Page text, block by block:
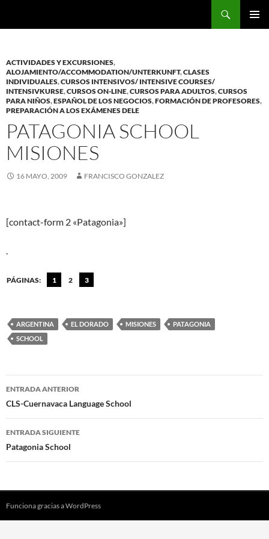
ACTIVIDADES Y EXCURSIONES,
ALOJAMIENTO/ACCOMMODATION/UNTERKUNFT,CLASES
INDIVIDUALES,CURSOS INTENSIVOS/ INTENSIVE COURSES/
INTENSIVKURSE,CURSOS ON-LINE,CURSOS PARA ADULTOS,CURSOS
PARA NIÑOS,ESPAÑOL DE LOS NEGOCIOS,FORMACIÓN DE PROFESORES,
PREPARACIÓN A LOS EXÁMENES DELE
PATAGONIA SCHOOL
MISIONES
16 MAYO, 2009 FRANCISCO GONZALEZ
[contact-form 2 «Patagonia»]
.
PÁGINAS: 1 2 3
ARGENTINA EL DORADO MISIONES
PATAGONIA
SCHOOL
Navegación
de
entradas
ENTRADA ANTERIOR
CLS-Cuernavaca Language School
ENTRADA SIGUIENTE
Patagonia School
Funciona gracias a WordPress